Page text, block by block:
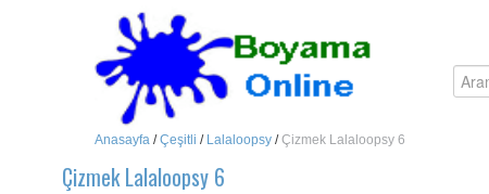
Anasayfa /Çeşitli / Lalaloopsy /Çizmek Lalaloopsy 6
Çizmek Lalaloopsy 6